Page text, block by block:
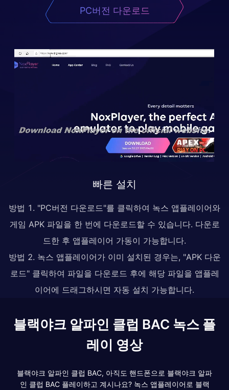
PC버전 다운로드
빠른 설치
방법 1. "PC버전 다운로드"를 클릭하여 녹스 앱플레이어와
게임 APK 파일을 한 번에 다운로드할 수 있습니다. 다운로
드한 후 앱플레이어 가동이 가능합니다.
방법 2. 녹스 앱플레이어가 이미 설치된 경우는, "APK 다운
로드" 클릭하여 파일을 다운로드 후에 해당 파일을 앱플레
이어에 드래그하시면 자동 설치 가능합니다.
블랙야크 알파인 클럽 BAC 녹스 플
레이 영상
블랙야크 알파인 클럽 BAC, 아직도 핸드폰으로 블랙야크 알파
인 클럽 BAC 플레이하고 계시나요? 녹스 앱플레이어로 블랙